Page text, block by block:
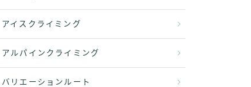
アイスクライミング
アルパインクライミング
バリエーションルート